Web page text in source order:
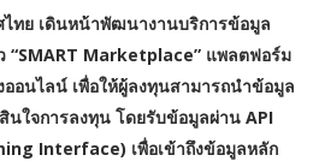
ไทย เดินหน้าพัฒนางานบริการข้อมูล
“SMART Marketplace” แพลตฟอร์ม
อนไลน์ เพื่อให้ผู้ลงทุนสามารถนำข้อมูล
นใจการลงทุน โดยรับข้อมูลผ่าน API
Interface) เพื่อเข้าถึงข้อมูลหลัก